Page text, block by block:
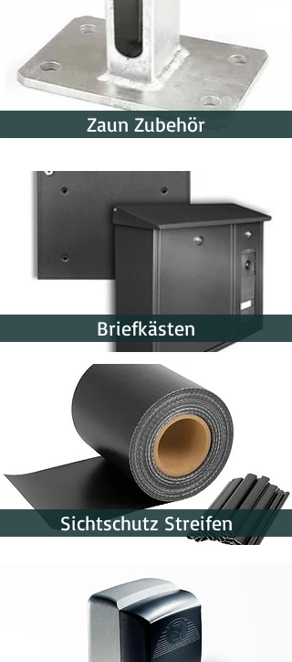
Zaun Zubehör
Briefkästen
Sichtschutz Streifen